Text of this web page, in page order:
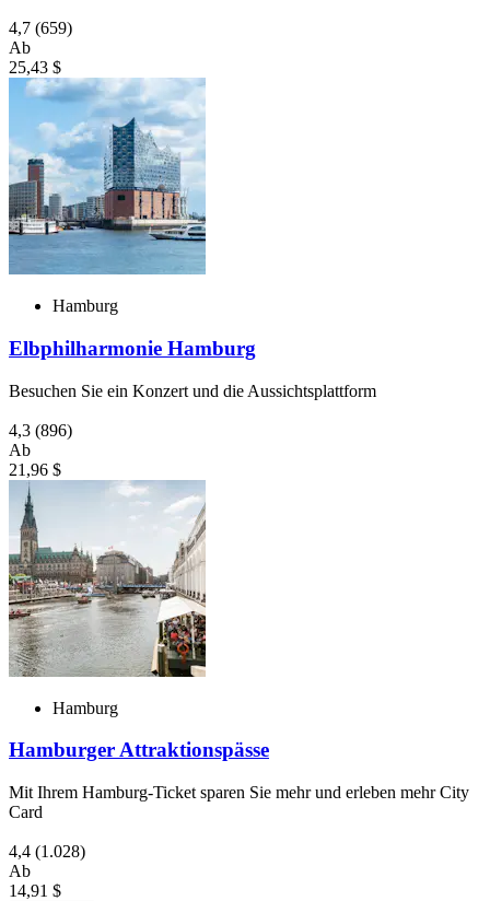
4,7 (659)
Ab
25,43 $
Hamburg
Elbphilharmonie Hamburg
Besuchen Sie ein Konzert und die Aussichtsplattform
4,3 (896)
Ab
21,96 $
Hamburg
Hamburger Attraktionspässe
Mit Ihrem Hamburg-Ticket sparen Sie mehr und erleben mehr City
Card
4,4 (1.028)
Ab
14,91 $